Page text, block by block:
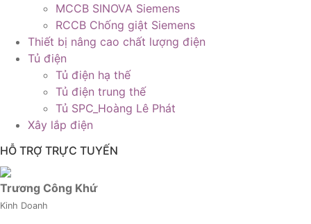
MCCB SINOVA Siemens
RCCB Chống giật Siemens
Thiết bị nâng cao chất lượng điện
Tủ điện
Tủ điện hạ thế
Tủ điện trung thế
Tủ SPC_Hoàng Lê Phát
Xây lắp điện
HỖ TRỢ TRỰC TUYẾN
Trương Công Khứ
Kinh Doanh